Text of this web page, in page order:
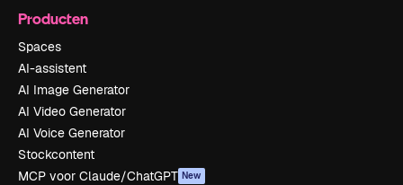
Producten
Spaces
AI-assistent
AI Image Generator
AI Video Generator
AI Voice Generator
Stockcontent
MCP voor Claude/ChatGPT New